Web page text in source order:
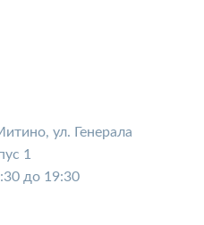
ул. Генерала
1
до 19:30